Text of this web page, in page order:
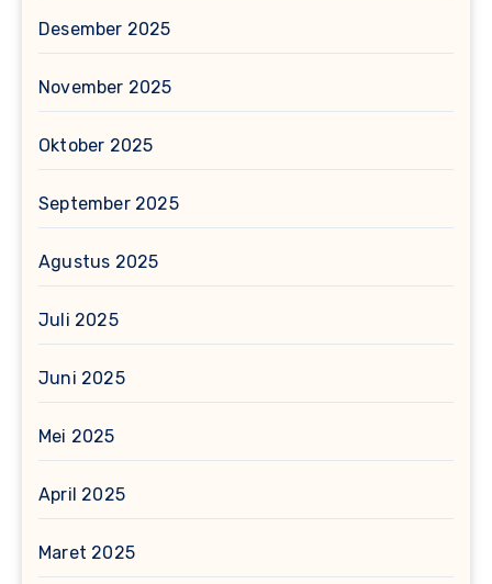
Desember 2025
November 2025
Oktober 2025
September 2025
Agustus 2025
Juli 2025
Juni 2025
Mei 2025
April 2025
Maret 2025